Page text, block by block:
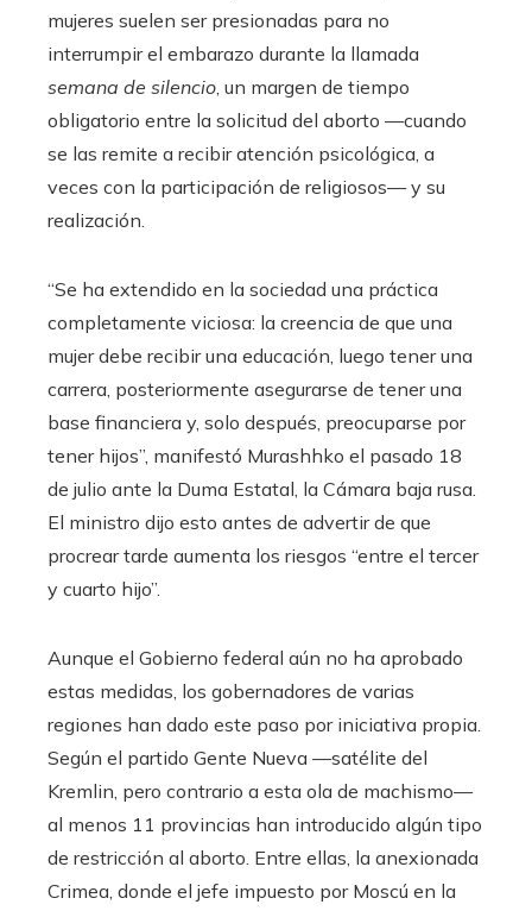
mujeres suelen ser presionadas para no
interrumpir el embarazo durante la llamada
semana de silencio , un margen de tiempo
obligatorio entre la solicitud del aborto —cuando
se las remite a recibir atención psicológica, a
veces con la participación de religiosos— y su
realización.
“Se ha extendido en la sociedad una práctica
completamente viciosa: la creencia de que una
mujer debe recibir una educación, luego tener una
carrera, posteriormente asegurarse de tener una
base financiera y, solo después, preocuparse por
tener hijos”, manifestó Murashhko el pasado 18
de julio ante la Duma Estatal, la Cámara baja rusa.
El ministro dijo esto antes de advertir de que
procrear tarde aumenta los riesgos “entre el tercer
y cuarto hijo”.
Aunque el Gobierno federal aún no ha aprobado
estas medidas, los gobernadores de varias
regiones han dado este paso por iniciativa propia.
Según el partido Gente Nueva —satélite del
Kremlin, pero contrario a esta ola de machismo—
al menos 11 provincias han introducido algún tipo
de restricción al aborto. Entre ellas, la anexionada
Crimea, donde el jefe impuesto por Moscú en la